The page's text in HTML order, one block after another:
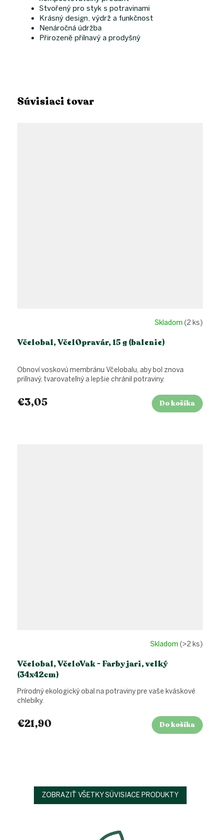
Súvisiaci tovar
Včelobal, VčelOpravár, 15 g (balenie)
Skladom (2 ks)
€3,05 Do košíka
Obnoví voskovú membránu Včelobalu, aby bol znova
priľnavý, tvarovateľný a lepšie chránil potraviny.
Včelobal, VčeloVak - Farby jari, velký
(34x42cm)
Skladom (>2 ks)
€21,90 Do košíka
Prírodný ekologický obal na potraviny pre vaše kváskové
chlebíky.
ZOBRAZIŤ VŠETKY SÚVISIACE PRODUKTY
Stvořený pro styk s potravinami
Krásný design, výdrž a funkčnost
Nenáročná údržba
Přirozeně přilnavý a prodyšný